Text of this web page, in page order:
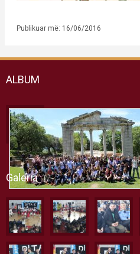
Publikuar më: 16/06/2016
ALBUM
Galeria